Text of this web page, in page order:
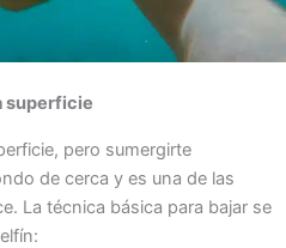
superficie
pero sumergirte
de cerca y es una de las
La técnica básica para bajar se